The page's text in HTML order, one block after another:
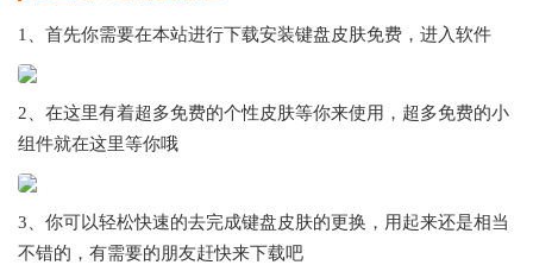
1、首先你需要在本站进行下载安装键盘皮肤免费，进入软件
2、在这里有着超多免费的个性皮肤等你来使用，超多免费的小
组件就在这里等你哦
3、你可以轻松快速的去完成键盘皮肤的更换，用起来还是相当
不错的，有需要的朋友赶快来下载吧